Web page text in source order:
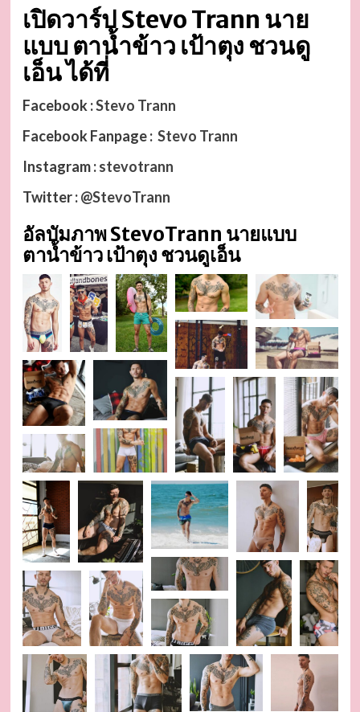
เปิดวาร์ป Stevo Trann นาย
แบบ ตาน้ำข้าว เป้าตุง ชวนดู
เอ็น ได้ที่
Facebook :Stevo Trann
Facebook Fanpage : Stevo Trann
Instagram :stevotrann
Twitter :@StevoTrann
อัลบัมภาพ StevoTrann นายแบบ
ตาน้ำข้าว เป้าตุง ชวนดูเอ็น